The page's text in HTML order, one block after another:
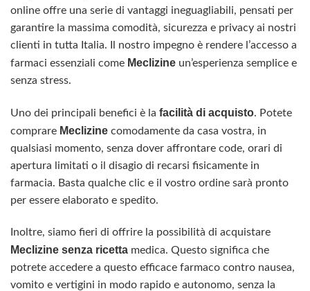
online offre una serie di vantaggi ineguagliabili, pensati per
garantire la massima comodità, sicurezza e privacy ai nostri
clienti in tutta Italia. Il nostro impegno è rendere l’accesso a
farmaci essenziali come Meclizine un’esperienza semplice e
senza stress.
Uno dei principali benefici è la facilità di acquisto. Potete
comprare Meclizine comodamente da casa vostra, in
qualsiasi momento, senza dover affrontare code, orari di
apertura limitati o il disagio di recarsi fisicamente in
farmacia. Basta qualche clic e il vostro ordine sarà pronto
per essere elaborato e spedito.
Inoltre, siamo fieri di offrire la possibilità di acquistare
Meclizine senza ricetta medica. Questo significa che
potrete accedere a questo efficace farmaco contro nausea,
vomito e vertigini in modo rapido e autonomo, senza la